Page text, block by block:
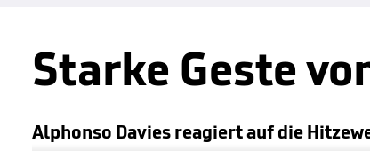
Starke Geste
Alphonso Davies reagiert auf die